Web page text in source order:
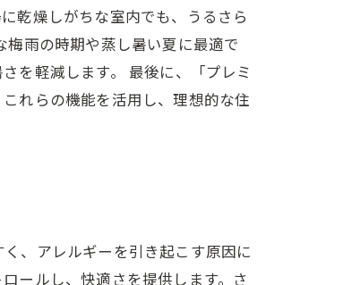
乾燥しがちな室内でも、うるさら
雨の時期や蒸し暑い夏に最適で
を軽減します。 最後に、「プレミ
れらの機能を活用し、理想的な住
、アレルギーを引き起こす原因に
ールし、快適さを提供します。さ